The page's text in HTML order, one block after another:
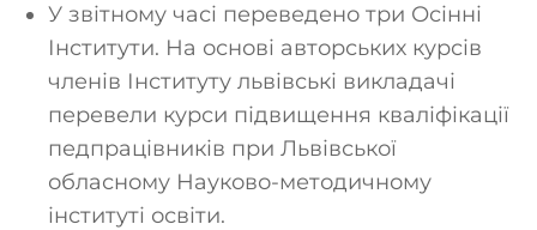
У звітному часі переведено три Осінні
Інститути. На основі авторських курсів
членів Інституту львівські викладачі
перевели курси підвищення кваліфікації
педпрацівників при Львівської
обласному Науково-методичному
інституті освіти.